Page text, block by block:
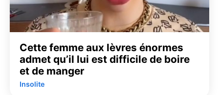
Cette femme aux lèvres énormes
admet qu’il lui est difficile de boire
et de manger
Insolite